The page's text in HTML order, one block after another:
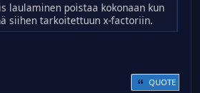
laulaminen poistaa kokonaan kun
siihen tarkoitettuun x-factoriin.
QUOTE